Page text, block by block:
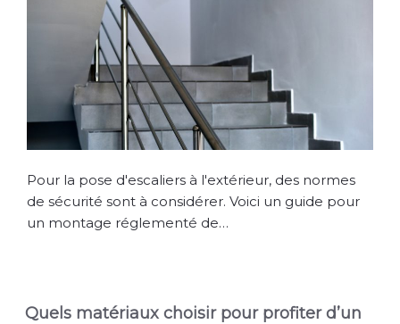
Pour la pose d'escaliers à l'extérieur, des normes
de sécurité sont à considérer. Voici un guide pour
un montage réglementé de…
Quels matériaux choisir pour profiter d’un